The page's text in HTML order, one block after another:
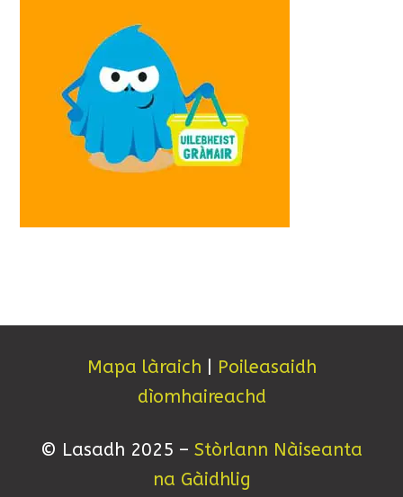
Mapa làraich
Poileasaidh
dìomhaireachd
© Lasadh 2025 – Stòrlann Nàiseanta
na Gàidhlig